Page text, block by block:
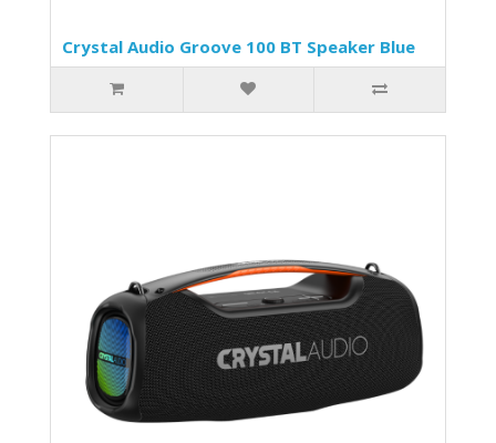
Crystal Audio Groove 100 BT Speaker Blue